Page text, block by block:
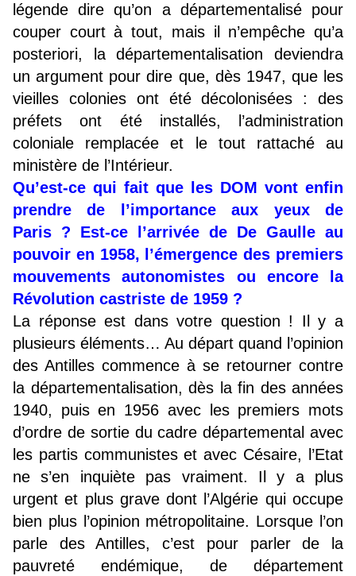
légende dire qu’on a départementalisé pour
couper court à tout, mais il n’empêche qu’a
posteriori, la départementalisation deviendra
un argument pour dire que, dès 1947, que les
vieilles colonies ont été décolonisées : des
préfets ont été installés, l’administration
coloniale remplacée et le tout rattaché au
ministère de l’Intérieur.
Qu’est-ce qui fait que les DOM vont enfin
prendre de l’importance aux yeux de
Paris ? Est-ce l’arrivée de De Gaulle au
pouvoir en 1958, l’émergence des premiers
mouvements autonomistes ou encore la
Révolution castriste de 1959 ?
La réponse est dans votre question ! Il y a
plusieurs éléments… Au départ quand l’opinion
des Antilles commence à se retourner contre
la départementalisation, dès la fin des années
1940, puis en 1956 avec les premiers mots
d’ordre de sortie du cadre départemental avec
les partis communistes et avec Césaire, l’Etat
ne s’en inquiète pas vraiment. Il y a plus
urgent et plus grave dont l’Algérie qui occupe
bien plus l’opinion métropolitaine. Lorsque l’on
parle des Antilles, c’est pour parler de la
pauvreté endémique, de département